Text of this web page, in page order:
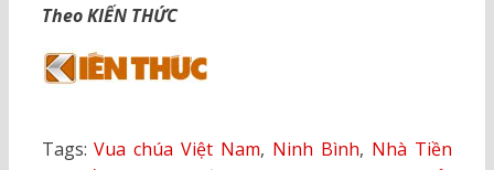
Theo KIẾN THỨC
Tags:Vua chúa Việt Nam, Ninh Bình, Nhà Tiền